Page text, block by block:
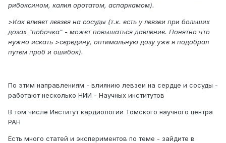
рибоксином, калия оротатом, аспаркамом).
>Как влияет левзея на сосуды (т.к. есть у левзеи при больших
дозах "побочка" - может повышаться давление. Понятно что
нужно искать >середину, оптимальную дозу уже я подобрал
путем проб и ошибок).
По этим направлениям - влиянию левзеи на сердце и сосуды -
работают несколько НИИ - Научных институтов
В том числе Институт кардиологии Томского научного центра
РАН
Есть много статей и экспериментов по теме - зайдите в